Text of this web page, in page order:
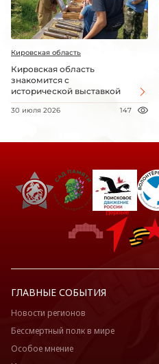
Кировская область
Кировская область
знакомится с
исторической выставкой
30 июля 2026 147
ГЛАВНЫЕ СОБЫТИЯ
Новости регионов
Бессмертный полк в мире
Особое мнение